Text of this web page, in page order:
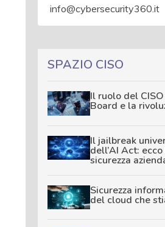
info@cybersecurity360.it
SPAZIO CISO
Il ruolo del
Board e la
Il jailbreak
dell’AI Act:
sicurezza
Sicurezza
del cloud che